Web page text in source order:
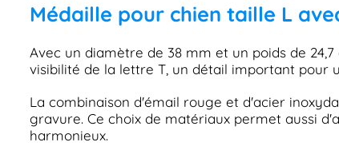
Médaille pour chien taille L
Avec un diamètre de 38 mm et un poids de
visibilité de la lettre T, un détail important pour
La combinaison d'émail rouge et d'acier
gravure. Ce choix de matériaux permet aussi
harmonieux.